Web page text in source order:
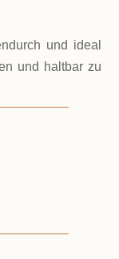
und ideal
und haltbar zu